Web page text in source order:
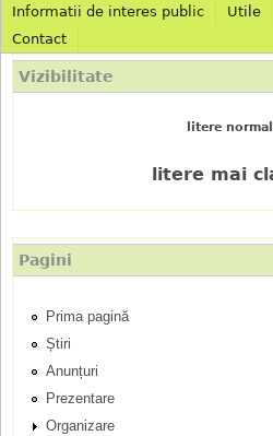
M
e
n
i
u
p
r
i
n
c
Informatii de interes public
Utile
Contact
Vizibilitate
litere
litere mai
Pagini
Prima pagină
Știri
Anunțuri
Prezentare
Organizare